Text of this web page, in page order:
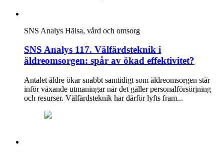
SNS Analys Hälsa, vård och omsorg
SNS Analys 117. Välfärdsteknik i
äldreomsorgen: spår av ökad effektivitet?
Antalet äldre ökar snabbt samtidigt som äldreomsorgen står
inför växande utmaningar när det gäller personalförsörjning
och resurser. Välfärdsteknik har därför lyfts fram...